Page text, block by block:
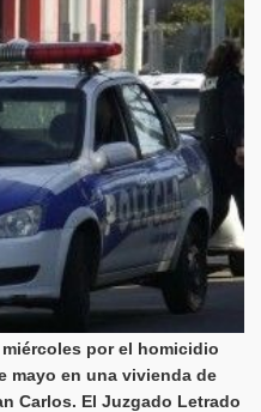
por el homicidio
mayo en una vivienda de
Carlos. El Juzgado Letrado